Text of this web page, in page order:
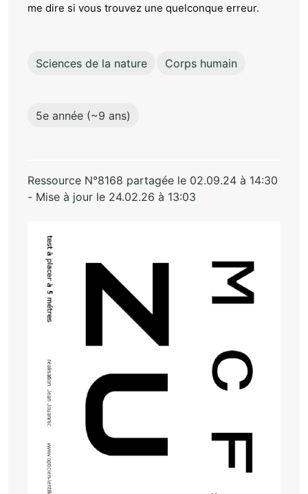
me dire si vous trouvez une quelconque erreur.
Sciences de la nature Corps humain
5e année (~9 ans)
Ressource N°8168 partagée le 02.09.24 à 14:30
- Mise à jour le 24.02.26 à 13:03